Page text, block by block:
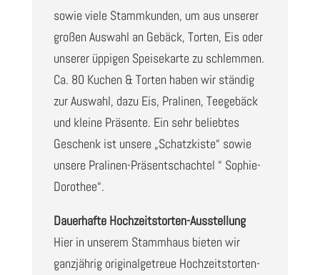
sowie viele Stammkunden, um aus unserer
großen Auswahl an Gebäck, Torten, Eis oder
unserer üppigen Speisekarte zu schlemmen.
Ca. 80 Kuchen & Torten haben wir ständig
zur Auswahl, dazu Eis, Pralinen, Teegebäck
und kleine Präsente. Ein sehr beliebtes
Geschenk ist unsere „Schatzkiste“ sowie
unsere Pralinen-Präsentschachtel “ Sophie-
Dorothee“.
Dauerhafte Hochzeitstorten-Ausstellung
Hier in unserem Stammhaus bieten wir
ganzjährig originalgetreue Hochzeitstorten-